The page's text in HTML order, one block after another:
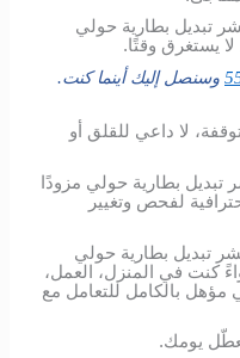
تبديل بطارية حولي
يستغرق وقتًا.
وسنصل إليك أينما كنت.
لا داعي للقلق أو
بطارية حولي مزودًا
لفحص وتغيير
تبديل بطارية حولي
كنت في المنزل، العمل،
مؤهل بالكامل للتعامل مع
يومك.